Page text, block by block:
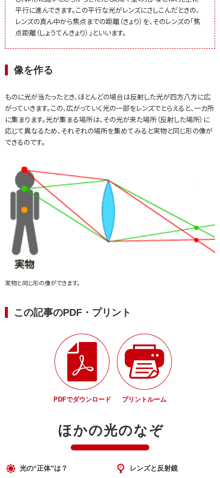
平行に進んできます。この平行な光がレンズにさしこんだときの、
レンズの真ん中から焦点までの距離（きょり）を、そのレンズの「焦
点距離（しょうてんきょり）」といいます。
像を作る
ものに光が当たったとき、ほとんどの場合は反射した光が四方八方に広
がっていきます。この、広がっていく光の一部をレンズでとらえると、一カ所
に集まります。光が集まる場所は、その光が来た場所（反射した場所）に
応じて異なるため、それぞれの場所を集めてみると実物と同じ形の像が
できるのです。
実物と同じ形の像ができます。
この記事のPDF・プリント
PDFでダウンロード プリントルーム
ほかの光のなぞ
光の“正体”は？ レンズと反射鏡